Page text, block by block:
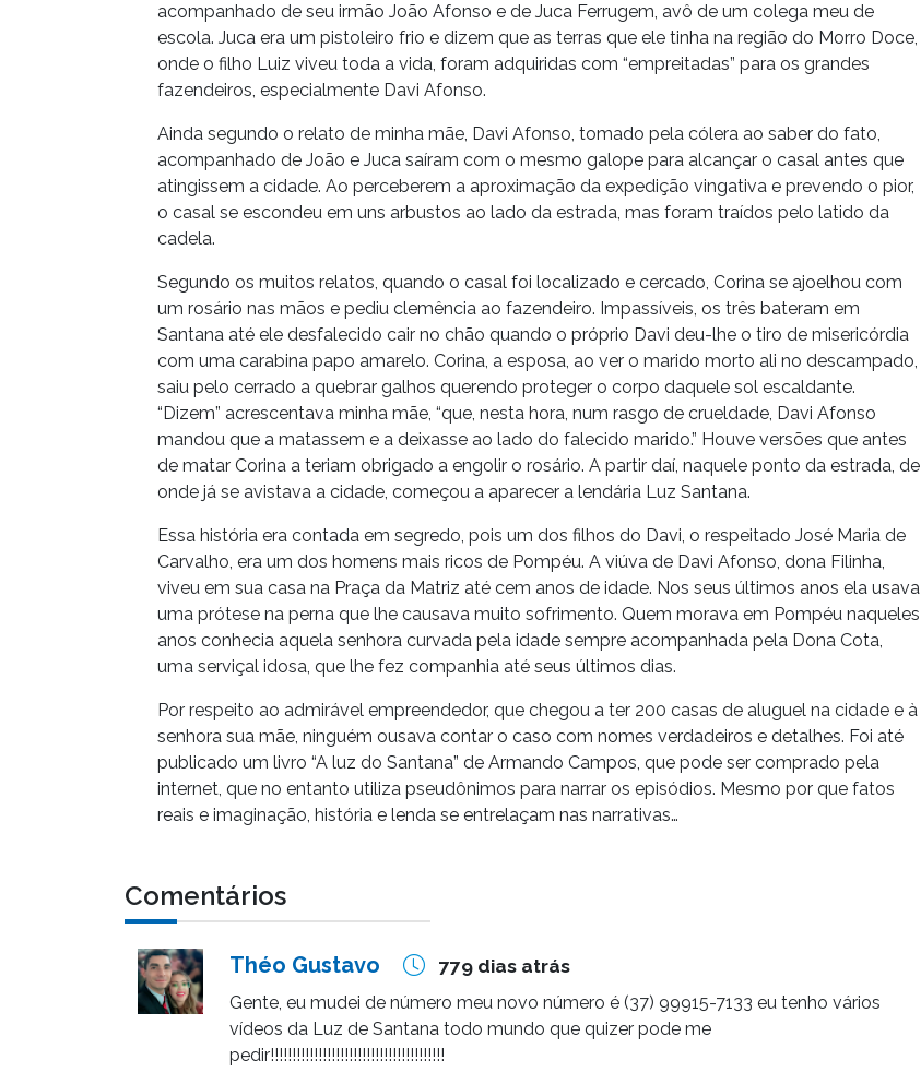
acompanhado de seu irmão João Afonso e de Juca Ferrugem, avô de um colega meu de
escola. Juca era um pistoleiro frio e dizem que as terras que ele tinha na região do Morro Doce,
onde o filho Luiz viveu toda a vida, foram adquiridas com “empreitadas” para os grandes
fazendeiros, especialmente Davi Afonso.
Ainda segundo o relato de minha mãe, Davi Afonso, tomado pela cólera ao saber do fato,
acompanhado de João e Juca saíram com o mesmo galope para alcançar o casal antes que
atingissem a cidade. Ao perceberem a aproximação da expedição vingativa e prevendo o pior,
o casal se escondeu em uns arbustos ao lado da estrada, mas foram traídos pelo latido da
cadela.
Segundo os muitos relatos, quando o casal foi localizado e cercado, Corina se ajoelhou com
um rosário nas mãos e pediu clemência ao fazendeiro. Impassíveis, os três bateram em
Santana até ele desfalecido cair no chão quando o próprio Davi deu-lhe o tiro de misericórdia
com uma carabina papo amarelo. Corina, a esposa, ao ver o marido morto ali no descampado,
saiu pelo cerrado a quebrar galhos querendo proteger o corpo daquele sol escaldante.
“Dizem” acrescentava minha mãe, “que, nesta hora, num rasgo de crueldade, Davi Afonso
mandou que a matassem e a deixasse ao lado do falecido marido.” Houve versões que antes
de matar Corina a teriam obrigado a engolir o rosário. A partir daí, naquele ponto da estrada, de
onde já se avistava a cidade, começou a aparecer a lendária Luz Santana.
Essa história era contada em segredo, pois um dos filhos do Davi, o respeitado José Maria de
Carvalho, era um dos homens mais ricos de Pompéu. A viúva de Davi Afonso, dona Filinha,
viveu em sua casa na Praça da Matriz até cem anos de idade. Nos seus últimos anos ela usava
uma prótese na perna que lhe causava muito sofrimento. Quem morava em Pompéu naqueles
anos conhecia aquela senhora curvada pela idade sempre acompanhada pela Dona Cota,
uma serviçal idosa, que lhe fez companhia até seus últimos dias.
Por respeito ao admirável empreendedor, que chegou a ter 200 casas de aluguel na cidade e à
senhora sua mãe, ninguém ousava contar o caso com nomes verdadeiros e detalhes. Foi até
publicado um livro “A luz do Santana” de Armando Campos, que pode ser comprado pela
internet, que no entanto utiliza pseudônimos para narrar os episódios. Mesmo por que fatos
reais e imaginação, história e lenda se entrelaçam nas narrativas…
Comentários
Théo Gustavo 779 dias atrás
Gente, eu mudei de número meu novo número é (37) 99915-7133 eu tenho vários
vídeos da Luz de Santana todo mundo que quizer pode me
pedir!!!!!!!!!!!!!!!!!!!!!!!!!!!!!!!!!!!!!!!!